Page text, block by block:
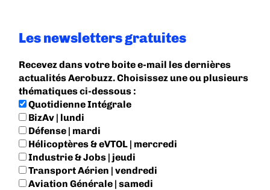
Les newsletters gratuites
Recevez dans votre boite e-mail les dernières
actualités Aerobuzz. Choisissez une ou plusieurs
thématiques ci-dessous :
Quotidienne Intégrale
BizAv | lundi
Défense | mardi
Hélicoptères & eVTOL | mercredi
Industrie & Jobs | jeudi
Transport Aérien | vendredi
Aviation Générale | samedi